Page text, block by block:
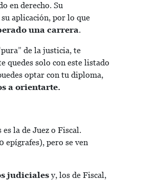
en derecho. Su
aplicación, por lo que
una carrera.
de la justicia, te
quedes solo con este listado
optar con tu diploma,
a orientarte.
la de Juez o Fiscal.
epígrafes), pero se ven
judicialesy, los de Fiscal,